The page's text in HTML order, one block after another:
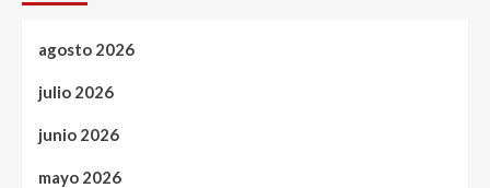
agosto 2026
julio 2026
junio 2026
mayo 2026